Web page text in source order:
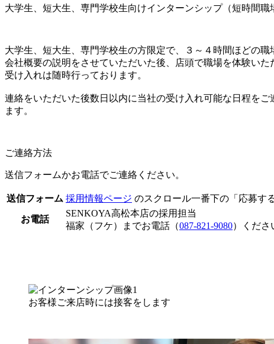
大学生、短大生、専門学校生向けインターンシップ（短時間職
大学生、短大生、専門学校生の方限定で、３～４時間ほどの職
会社概要の説明をさせていただいた後、店頭で職場を体験いた
受け入れは随時行っております。
連絡をいただいた後数日以内に当社の受け入れ可能な日程を
ます。
ご連絡方法
送信フォームかお電話でご連絡ください。
送信フォーム 採用情報ページ のスクロール一番下の「応募す
お電話
SENKOYA高松本店の採用担当
福家（フケ）までお電話（087-821-9080）くださ
お客様ご来店時には接客をします